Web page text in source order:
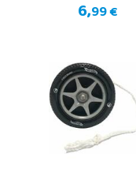
6,99 €